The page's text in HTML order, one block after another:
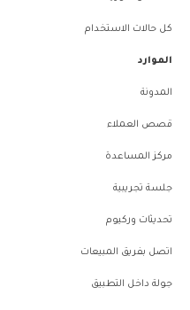
كل حالات الاستخدام
الموارد
المدونة
قصص العملاء
مركز المساعدة
جلسة تجريبية
تحديثات وركيوم
اتصل بفريق المبيعات
جولة داخل التطبيق